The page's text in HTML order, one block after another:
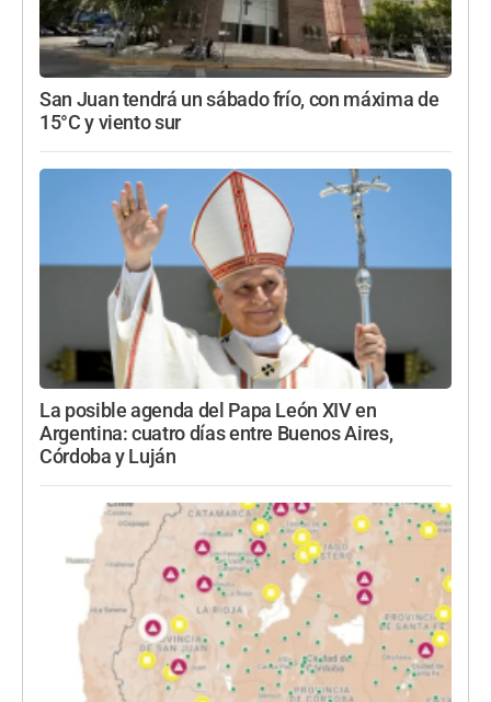
San Juan tendrá un sábado frío, con máxima de
15°C y viento sur
La posible agenda del Papa León XIV en
Argentina: cuatro días entre Buenos Aires,
Córdoba y Luján